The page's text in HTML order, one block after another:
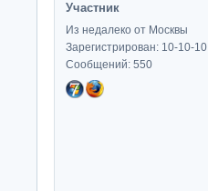
Участник
Из недалеко от Москвы
Зарегистрирован: 10-10-10
Сообщений: 550